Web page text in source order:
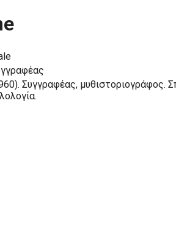
Συγγραφέας, μυθιστοριογράφος.